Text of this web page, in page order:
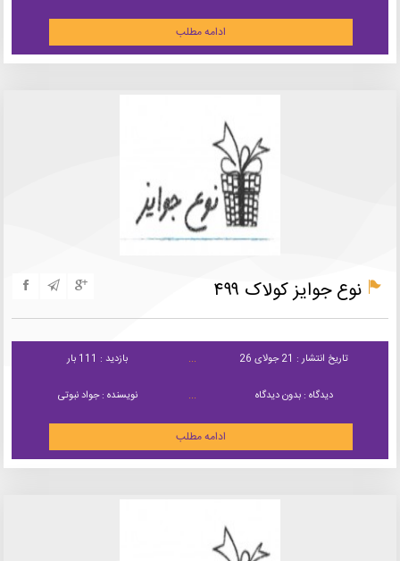
ادامه مطلب
نوع جوایز کولاک ۴۹۹
تاریخ انتشار : 21 جولای 26 بازدید : 111 بار
دیدگاه : بدون دیدگاه نویسنده : جواد نبوتی
ادامه مطلب